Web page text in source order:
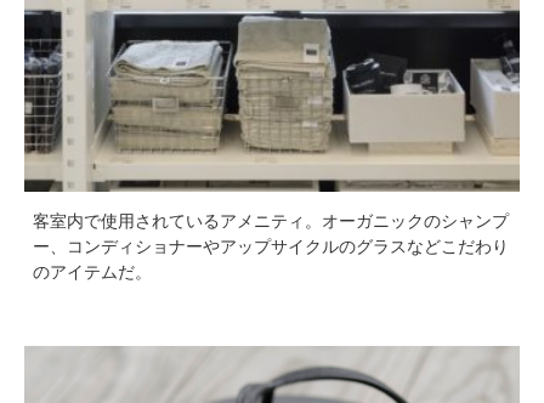
客室内で使用されているアメニティ。オーガニックのシャンプ
ー、コンディショナーやアップサイクルのグラスなどこだわり
のアイテムだ。